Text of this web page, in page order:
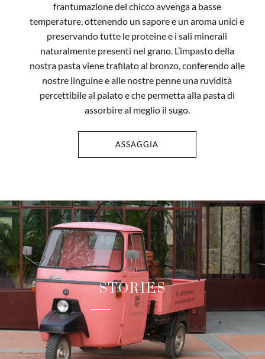
frantumazione del chicco avvenga a basse
temperature, ottenendo un sapore e un aroma unici e
preservando tutte le proteine e i sali minerali
naturalmente presenti nel grano. L’impasto della
nostra pasta viene trafilato al bronzo, conferendo alle
nostre linguine e alle nostre penne una ruvidità
percettibile al palato e che permetta alla pasta di
assorbire al meglio il sugo.
ASSAGGIA
STORIES